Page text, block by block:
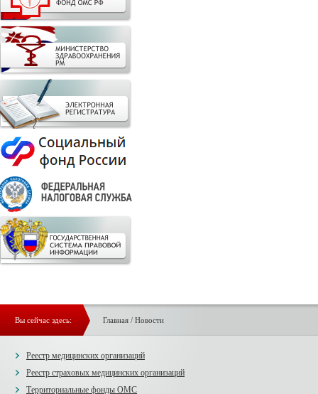
Вы сейчас здесь: Главная/ Новости
Реестр медицинских организаций
Реестр страховых медицинских организаций
Территориальные фонды ОМС